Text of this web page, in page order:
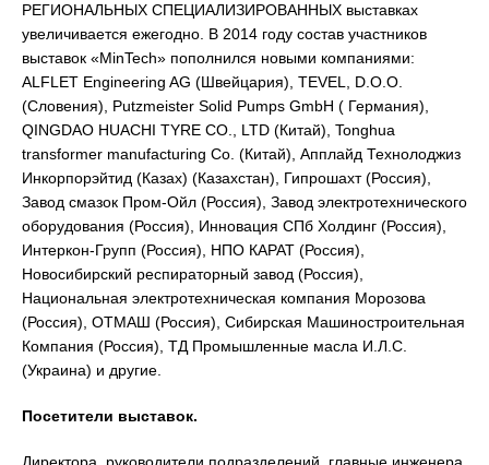
РЕГИОНАЛЬНЫХ СПЕЦИАЛИЗИРОВАННЫХ выставках
увеличивается ежегодно. В 2014 году состав участников
выставок «MinTech» пополнился новыми компаниями:
ALFLET Engineering AG (Швейцария), TEVEL, D.O.O.
(Словения), Putzmeister Solid Pumps GmbH ( Германия),
QINGDAO HUACHI TYRE CO., LTD (Китай), Tonghua
transformer manufacturing Со. (Китай), Апплайд Технолоджиз
Инкорпорэйтид (Казах) (Казахстан), Гипрошахт (Россия),
Завод смазок Пром-Ойл (Россия), Завод электротехнического
оборудования (Россия), Инновация СПб Холдинг (Россия),
Интеркон-Групп (Россия), НПО КАРАТ (Россия),
Новосибирский респираторный завод (Россия),
Национальная электротехническая компания Морозова
(Россия), ОТМАШ (Россия), Сибирская Машиностроительная
Компания (Россия), ТД Промышленные масла И.Л.С.
(Украина) и другие.
Посетители выставок.